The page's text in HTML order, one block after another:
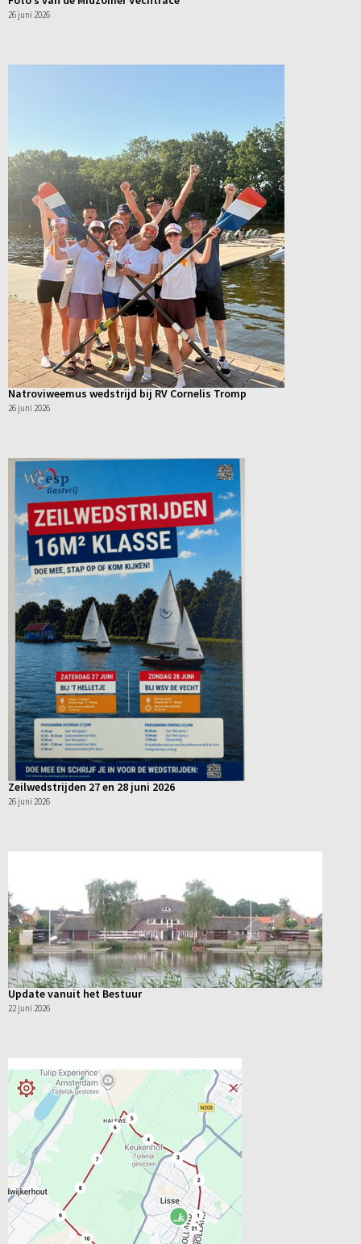
26 juni 2026
Natroviweemus wedstrijd bij RV Cornelis Tromp
26 juni 2026
Zeilwedstrijden 27 en 28 juni 2026
26 juni 2026
Update vanuit het Bestuur
22 juni 2026